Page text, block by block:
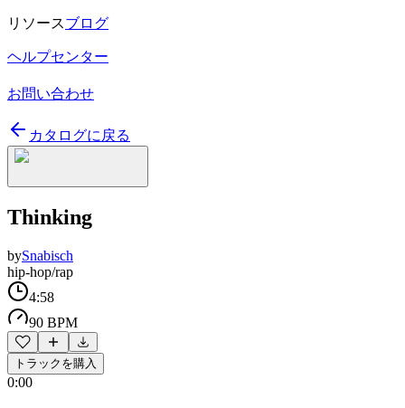
リソースブログ
ヘルプセンター
お問い合わせ
カタログに戻る
Thinking
bySnabisch
hip-hop/rap
4:58
90 BPM
トラックを購入
0:00